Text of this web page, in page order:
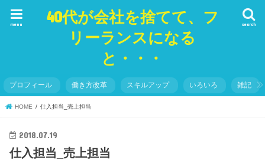
40代が会社を捨てて、フ
リーランスになる
と・・・
search
menu
プロフィール 働き方改革 スキルアップ いろいろ 雑記
HOME 仕入担当_売上担当
2018.07.19
仕入担当_売上担当